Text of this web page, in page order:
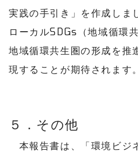
実践の手引き」を作成しま
ローカルSDGs（地域循環
地域循環共生圏の形成を推
現することが期待されます。
５．その他
本報告書は、「環境ビジ